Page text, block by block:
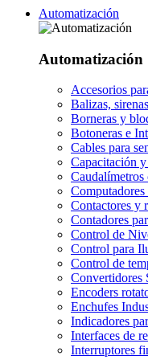
Automatización
Automatización
Accesorios
Balizas,
Borneras y
Botoneras e
Cables para
Capacitación
Caudalímetros
Contactores y
Contadores
Control de
Control para
Control de
Convertidores
Encoders
Enchufes
Indicadores
Interfaces de
Interruptores